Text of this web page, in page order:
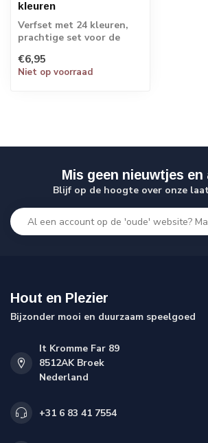
kleuren
Verfset met 24 kleuren,
prachtige set voor de
€6,95
Niet op voorraad
Mis geen nieuwtjes en
Blijf op de hoogte over onze
Hout en Plezier
Bijzonder mooi en duurzaam speelgoed
It Kromme Far 89
8512AK Broek
Nederland
+31 6 83 41 7554